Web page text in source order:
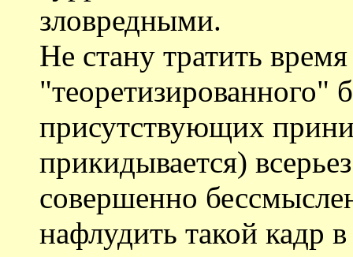
зловредными.
Не стану тратить
"теоретизированного"
присутствующих
прикидывается)
совершенно
нафлудить такой кадр